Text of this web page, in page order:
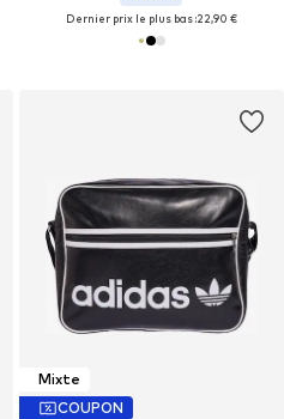
Dernier prix le plus bas :22,90 €
Mixte
COUPON